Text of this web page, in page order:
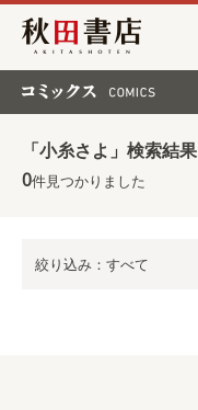
秋田書店
「小糸さよ」検索結果
0件見つかりました
絞り込み：すべて